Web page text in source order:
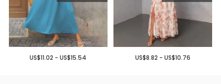
US$11.02 - US$15.54 US$8.82 - US$10.76